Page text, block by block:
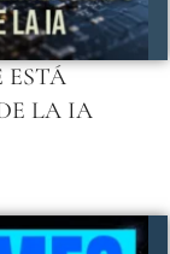
ESTÁ
LA IA